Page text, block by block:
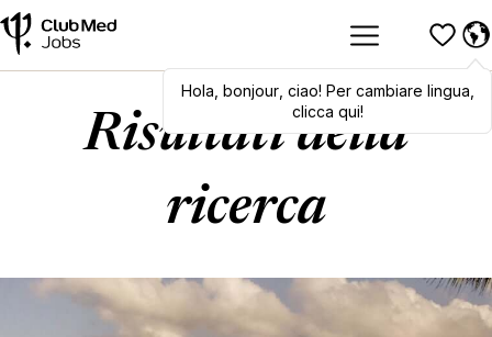
Hola,bonjour,ciao! To switch
languages, click here!
Hola bonjour, ciao! Per cambiare lingua,
clicca qui!
Risultati della
ricerca